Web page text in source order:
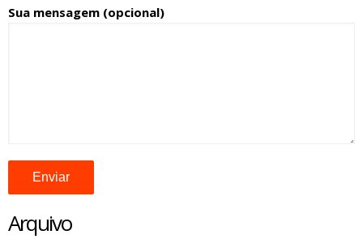
Sua mensagem (opcional)
Arquivo